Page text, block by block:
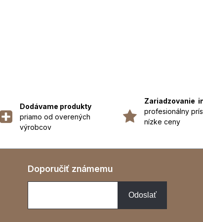
Dodávame produkty
priamo od overených
výrobcov
Zariadzovanie
profesionálny
nízke ceny
Doporučiť známemu